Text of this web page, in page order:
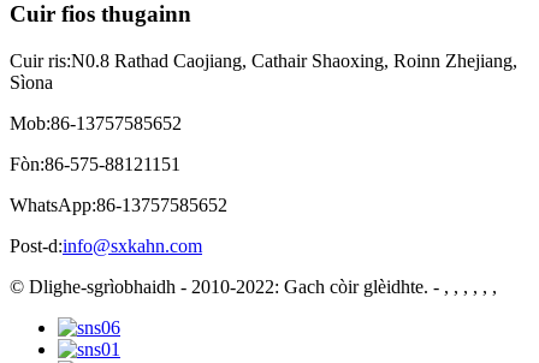
Cuir fios thugainn
Cuir ris:N0.8 Rathad Caojiang, Cathair Shaoxing, Roinn Zhejiang,
Sìona
Mob:86-13757585652
Fòn:86-575-88121151
WhatsApp:86-13757585652
Post-d:info@sxkahn.com
© Dlighe-sgrìobhaidh - 2010-2022: Gach còir glèidhte. - , , , , , ,